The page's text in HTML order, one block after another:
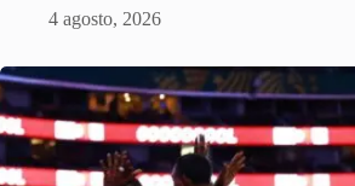
4 agosto, 2026